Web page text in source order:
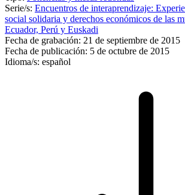
Serie/s: Encuentros de interaprendizaje:
social solidaria y derechos económicos de las
Ecuador, Perú y Euskadi
Fecha de grabación: 21 de septiembre de 2015
Fecha de publicación: 5 de octubre de 2015
Idioma/s: español